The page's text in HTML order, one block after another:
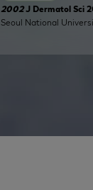
2002J Dermatol Sci
Seoul National